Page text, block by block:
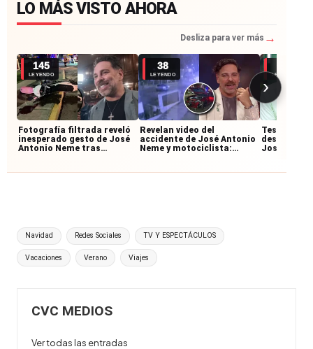
LO MÁS VISTO AHORA
Desliza para ver más →
145
LEYENDO
Fotografía filtrada reveló
inesperado gesto de José
Antonio Neme tras
38
LEYENDO
Revelan video del
accidente de José Antonio
Neme y motociclista:
LEYENDO
Testigos
José
›
Etiquetas:
Navidad Redes Sociales TV Y ESPECTÁCULOS
Vacaciones Verano Viajes
CVC MEDIOS
Ver todas las entradas